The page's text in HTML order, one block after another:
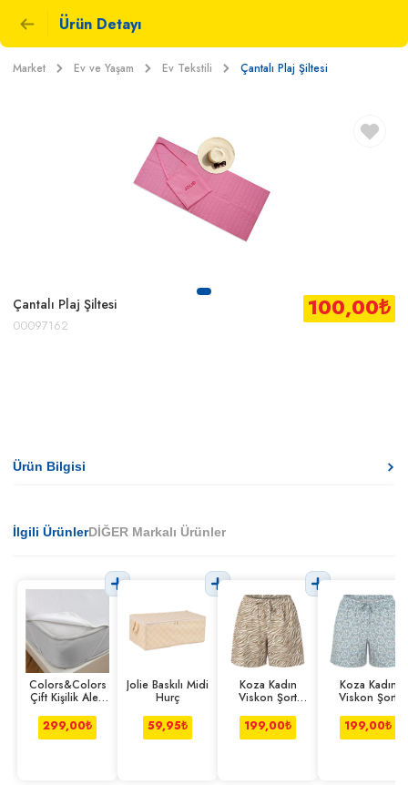
Ürün Detayı
Market Ev ve Yaşam Ev Tekstili Çantalı Plaj Şiltesi
Çantalı Plaj Şiltesi
00097162
100,00₺
Ürün Bilgisi
İlgili ÜrünlerDİĞER Markalı Ürünler
Colors&Colors
Çift Kişilik Alez
299,00₺
Jolie Baskılı Midi
Hurç
59,95₺
Koza Kadın
Viskon Şort
199,00₺
Koza Kadın
Viskon Şort
199,00₺